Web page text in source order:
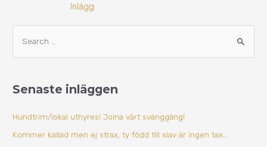
Inlägg
ö
e
e
Senaste inläggen
Hundtrim/lokal uthyres! Joina vårt svänggäng!
Kommer kallad men ej strax, ty född till slav är ingen tax…
v